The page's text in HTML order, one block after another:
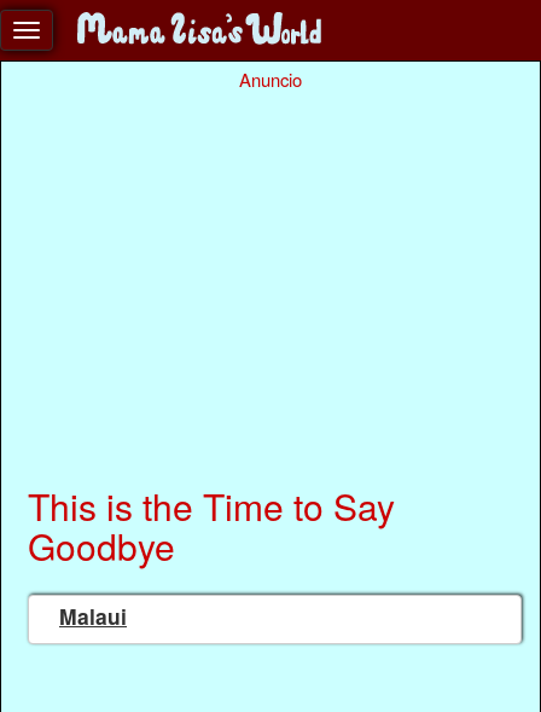
Anuncio
This is the Time to Say
Goodbye
Malaui